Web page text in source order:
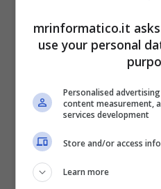
Usare il proprio telefono –
mrinformatico.it
use your personal
Personalised
content measurement,
services development
Store and/or access
Learn more